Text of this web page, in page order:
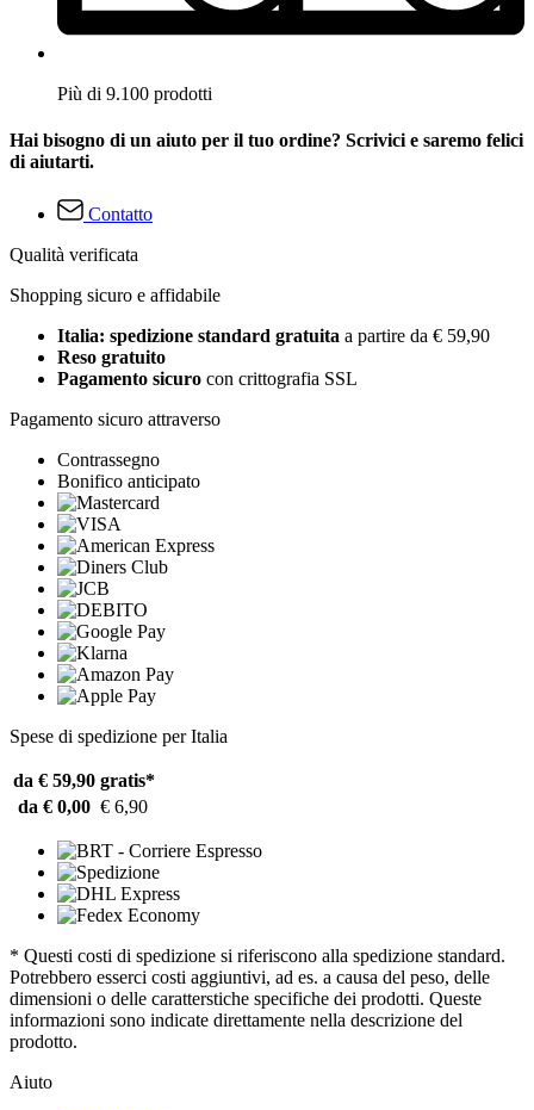
Più di 9.100 prodotti
Hai bisogno di un aiuto per il tuo ordine? Scrivici e saremo felici
di aiutarti.
Contatto
Qualità verificata
Shopping sicuro e affidabile
Italia: spedizione standard gratuita a partire da € 59,90
Reso gratuito
Pagamento sicuro con crittografia SSL
Pagamento sicuro attraverso
Contrassegno
Bonifico anticipato
Spese di spedizione per Italia
da € 59,90 gratis*
da € 0,00 € 6,90
* Questi costi di spedizione si riferiscono alla spedizione standard.
Potrebbero esserci costi aggiuntivi, ad es. a causa del peso, delle
dimensioni o delle caratterstiche specifiche dei prodotti. Queste
informazioni sono indicate direttamente nella descrizione del
prodotto.
Aiuto